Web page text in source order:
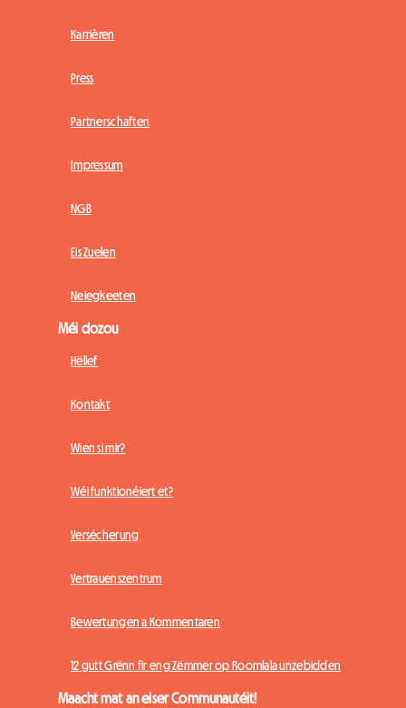
Karrièren
Press
Partnerschaften
Impressum
NGB
Eis Zuelen
Neiegkeeten
Méi dozou
Hëllef
Kontakt
Wien si mir?
Wéi funktionéiert et?
Versécherung
Vertrauenszentrum
Bewertungen a Kommentaren
12 gutt Grënn fir eng Zëmmer op Roomlala unzebidden
Maacht mat an eiser Communautéit!